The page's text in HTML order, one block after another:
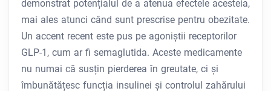
demonstrat potențialul de a atenua efectele acesteia,
mai ales atunci când sunt prescrise pentru obezitate.
Un accent recent este pus pe agoniştii receptorilor
GLP-1, cum ar fi semaglutida. Aceste medicamente
nu numai că susțin pierderea în greutate, ci și
îmbunătățesc funcția insulinei și controlul zahărului